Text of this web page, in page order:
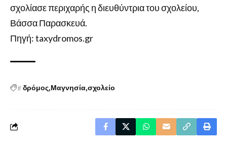
σχολίασε περιχαρής η διευθύντρια του σχολείου,
Βάσσα Παρασκευά.
Πηγή: taxydromos.gr
#δρόμος Μαγνησία σχολείο